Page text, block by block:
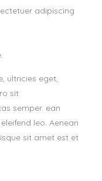
adipiscing
ultricies eget,
sit
semper. ean
leo. Aenean
sit amet est et